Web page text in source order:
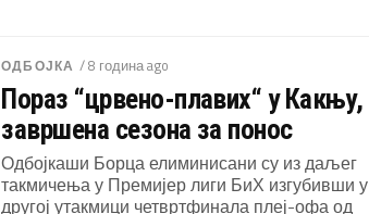
ОДБОЈКА / 8 година ago
Пораз “црвено-плавих“ у Какњу,
завршена сезона за понос
Одбојкаши Борца елиминисани су из даљег
такмичења у Премијер лиги БиХ изгубивши у
другој утакмици четвртфинала плеј-офа од